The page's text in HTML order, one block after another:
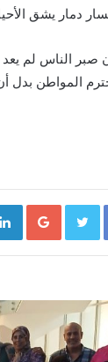
دمار يشق
الناس لم يعد
المواطن بدل
Facebook
Twitter